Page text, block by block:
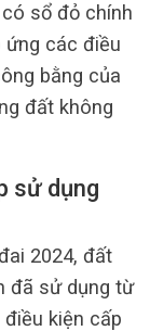
sổ đỏ chính
các điều
bằng của
đất không
sử dụng
2024, đất
đã sử dụng từ
kiện cấp